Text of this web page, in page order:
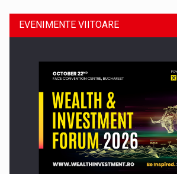
Comunicat de presa: Joburile part-time
EVENIMENTE VIITOARE